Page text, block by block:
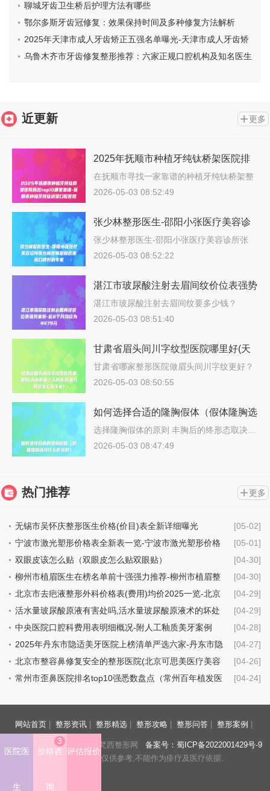
充价格
聊城牙齿卫生桥后护理方法有哪些
鄂尔多斯牙齿冠修复：效果保持时间及多种修复方法解析
2025年天津市成人牙齿矫正五强名单曝光-天津市成人牙齿矫
正口腔医院
乌鲁木齐市牙齿修复整形推荐：六家正规口腔机构及知名医生
近更新 更多
2025年抚顺市种植牙纯钛桥架医院排
名top10哪家靠谱-抚顺市种植牙纯钛桥
架口腔医院
在抚顺市寻找一家靠谱的种植牙纯钛桥架整
形…
2026-05-03 08:52:49
张少林整形医生-邵阳小张医疗美容诊
所张少林医师是知名度高口碑好的专家
张少林整形医生-邵阳小张医疗美容诊所张
少…
2026-05-03 08:52:22
湛江市玻尿酸注射去眉间纹价位表强势
来袭-近8个月均价为4479元
湛江市玻尿酸注射去眉间纹要多少钱？
202…
2026-05-03 08:51:40
甘肃省眉头间川字纹型医院哪里好(天
水市第三人民医院潜力股医生汇聚于
此)
甘肃省哪家整形医院做眉头间川字纹更好？
说…
2026-05-03 08:50:55
如何选择合适的隆胸假体（假体隆胸选
择什么形状好）
选择隆胸假体的原则 丰胸后的终形态取决…
2026-05-03 08:47:49
热门推荐 更多
[05-02]
无锡市吴怀庆整形医生价格(价目)表全新详细曝光
[05-01]
宁波市激光塑形价格表全新表一览-宁波市激光塑形价格
行情
[04-30]
双眼皮该怎么贴（双眼皮怎么贴双眼贴）
[04-30]
柳州市植眉医生在榜名单前十强强力推荐-柳州市植眉整
形医生
[04-29]
北京市去疤液整形外科价格表(费用)均价2025一览-北京
市去疤液具体费用是多少钱
[04-29]
活水量玻尿酸原液有害处吗,活水量玻尿酸原液术的坏处
[04-28]
中央医院口腔科费用表明细概况-附人工釉质美牙案例
[04-27]
2025年丹东市隐适美牙医院上榜清单严选六家-丹东市隐
适美牙口腔医院
[04-26]
北京市整容鼻修复安全的整形医院(北京可思美医疗美容
机构技术点评_附价格一览表)
[04-24]
常州市歪鼻医院排名top10强悉数盘点（常州百年植发医
网站首页 整形资讯 整形精选 整形攻略 整形问答 整形案例
https://www.fnxzyy.com/ 梵西整形网 备案号：蜀ICP备2022001429号-9
声明：本站信息仅供参考,不能作为疹疗及医疗依据.
医院医
生
价格咨
询
3
评估报价